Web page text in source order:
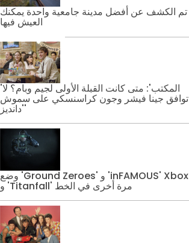
تم الكشف عن أفضل مدينة جامعية واحدة يمكنك
العيش فيها
'المكتب': متى كانت القبلة الأولى لجيم وبام؟ لا
توافق جينا فيشر وجون كراسنسكي على سموش
'دانديز'
وضع 'Ground Zeroes' و 'inFAMOUS' Xbox
و 'Titanfall' مرة أخرى في الخط